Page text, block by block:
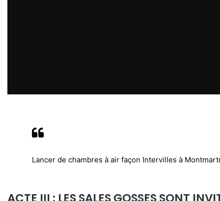
Lancer de chambres à air façon Intervilles à